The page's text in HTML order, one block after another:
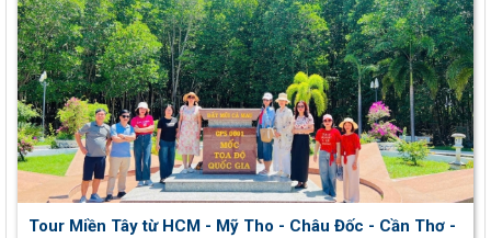
Tour Miền Tây từ HCM - Mỹ Tho - Châu Đốc - Cần Thơ -